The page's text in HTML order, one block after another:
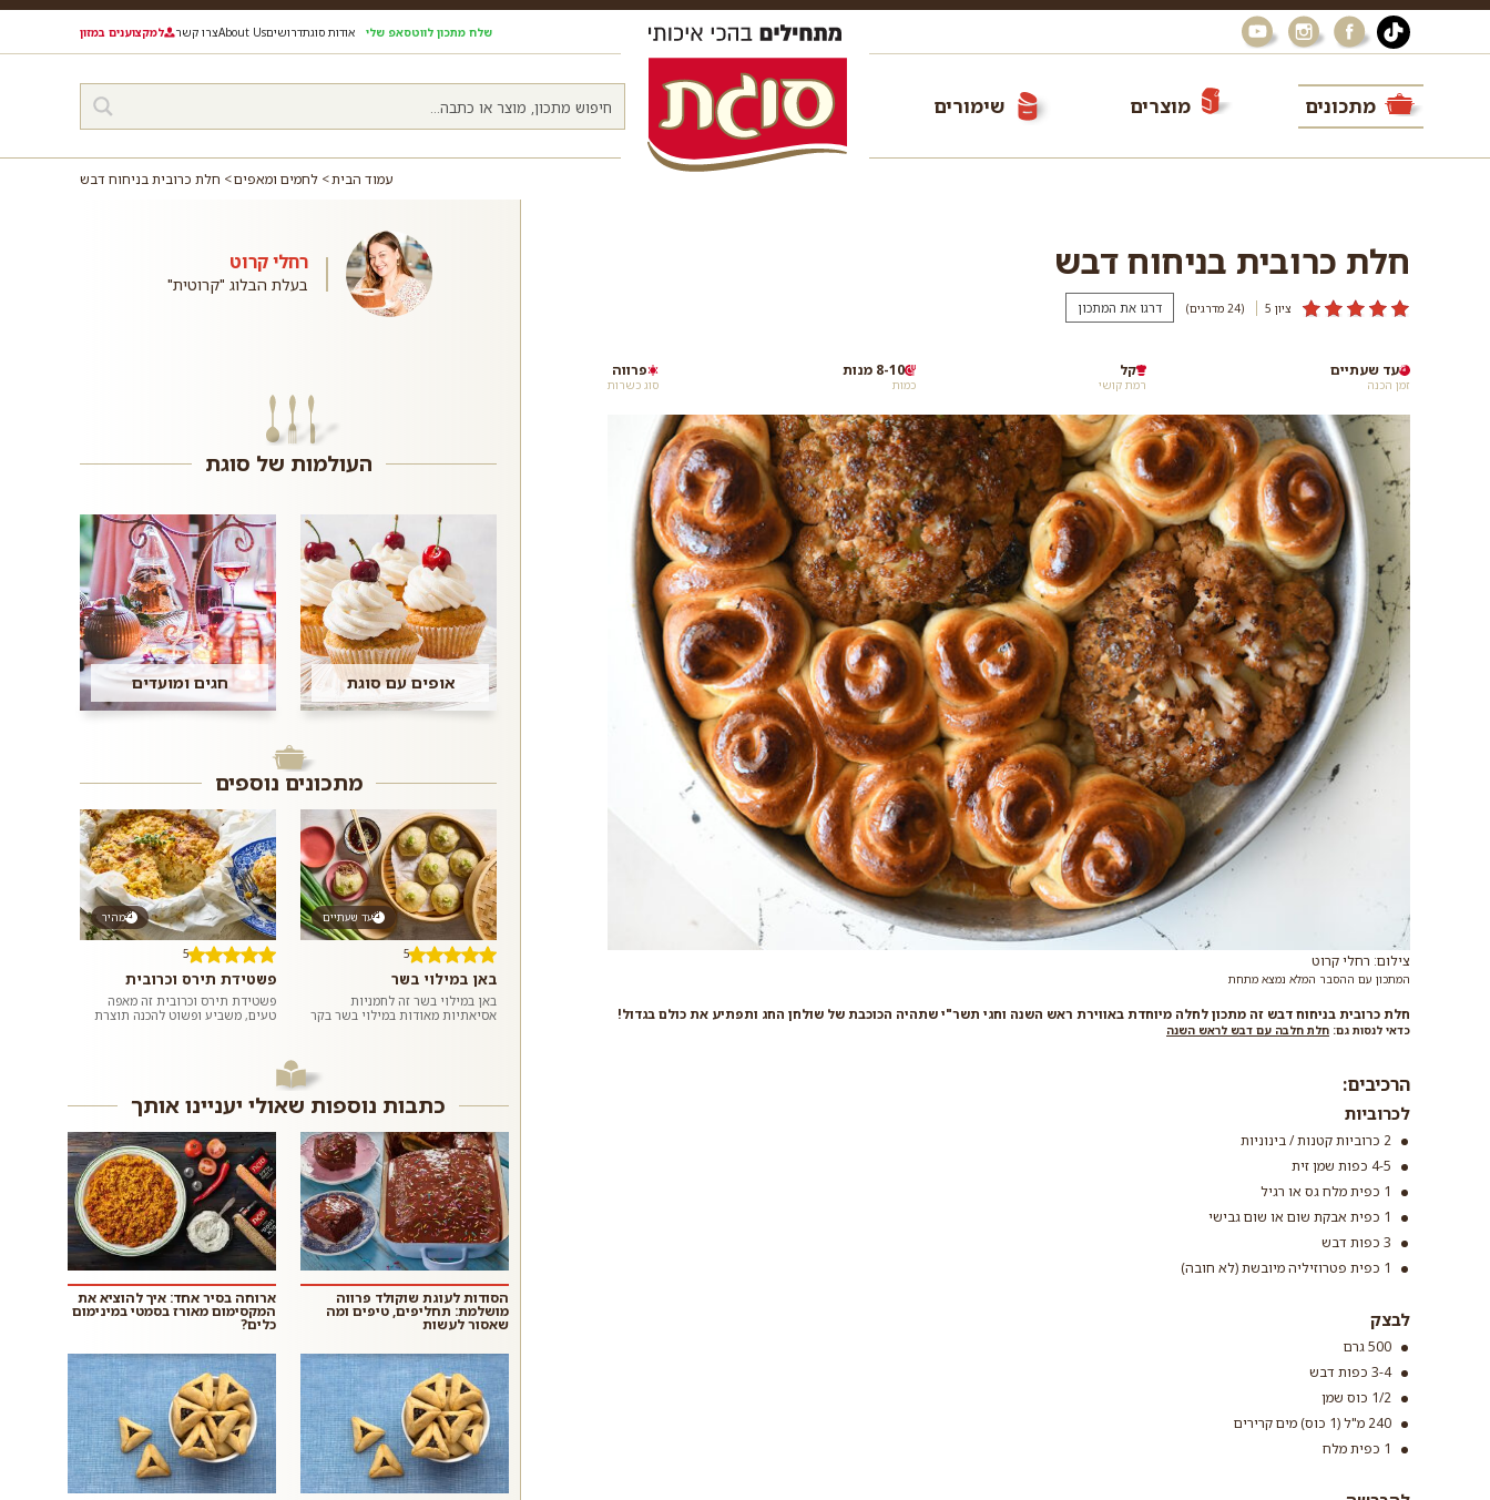
שלח מתכון לווטסאפ שלי אודות סוגתדרושיםAbout Usצרו קשר למקצוענים במזון
מתכונים מוצרים שימורים
עמוד הבית לחמים ומאפים חלת כרובית בניחוח דבש
חלת כרובית בניחוח דבש
ציון 5 (24 מדרגים) דרגו את המתכון
זמן הכנה
עד שעתיים
רמת קושי
קל
כמות
8-10 מנות
סוג כשרות
פרווה
צילום: רחלי קרוט
המתכון עם ההסבר המלא נמצא מתחת
חלת כרובית בניחוח דבש זה מתכון לחלה מיוחדת באווירת ראש השנה וחגי תשר"י שתהיה הכוכבת של שולחן החג ותפתיע את כולם בגדול!
כדאי לנסות גם: חלת חלבה עם דבש לראש השנה
הרכיבים:
לכרוביות
2 כרוביות קטנות / בינוניות
4-5 כפות שמן זית
1 כפית מלח גס או רגיל
1 כפית אבקת שום או שום גבישי
3 כפות דבש
1 כפית פטרוזיליה מיובשת (לא חובה)
לבצק
500 גרם
3-4 כפות דבש
1/2 כוס שמן
240 מ"ל (1 כוס) מים קרירים
1 כפית מלח
רחלי קרוט
בעלת הבלוג "קרוטית"
העולמות של סוגת
אופים עם סוגת חגים ומועדים
מתכונים נוספים
עד שעתיים
5
באן במילוי בשר
באן במילוי בשר זה לחמניות
אסיאתיות מאודות במילוי בשר בקר
מהיר
5
פשטידת תירס וכרובית
פשטידת תירס וכרובית זה מאפה
טעים, משביע ופשוט להכנה תוצרת
כתבות נוספות שאולי יעניינו אותך
הסודות לעוגת שוקולד פרווה
מושלמת: תחליפים, טיפים ומה
שאסור לעשות
ארוחה בסיר אחד: איך להוציא את
המקסימום מאורז בסמטי במינימום
כלים?